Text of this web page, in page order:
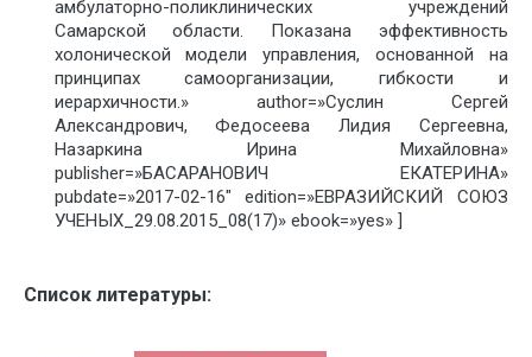
амбулаторно-поликлинических учреждений
Самарской области. Показана эффективность
холонической модели управления, основанной на
принципах самоорганизации, гибкости и
иерархичности.» author=»Суслин Сергей
Александрович, Федосеева Лидия Сергеевна,
Назаркина Ирина Михайловна»
publisher=»БАСАРАНОВИЧ ЕКАТЕРИНА»
pubdate=»2017-02-16″ edition=»ЕВРАЗИЙСКИЙ СОЮЗ
УЧЕНЫХ_29.08.2015_08(17)» ebook=»yes» ]
Список литературы: